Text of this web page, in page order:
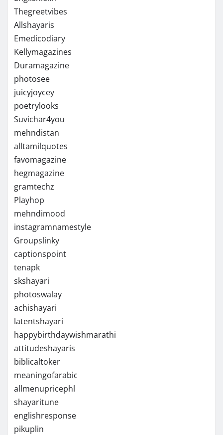
Thegreetvibes
Allshayaris
Emedicodiary
Kellymagazines
Duramagazine
photosee
juicyjoycey
poetrylooks
Suvichar4you
mehndistan
alltamilquotes
favomagazine
hegmagazine
gramtechz
Playhop
mehndimood
instagramnamestyle
Groupslinky
captionspoint
tenapk
skshayari
photoswalay
achishayari
latentshayari
happybirthdaywishmarathi
attitudeshayaris
biblicaltoker
meaningofarabic
allmenupricephl
shayaritune
englishresponse
pikuplin